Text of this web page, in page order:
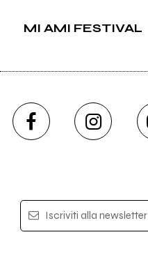
MI AMI FESTIVAL
Iscriviti alla newsletter